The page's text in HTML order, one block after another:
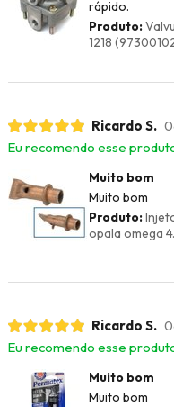
rápido.
Produto:
1218
Ricardo S.
Eu recomendo esse
Muito bom
Muito bom
Produto:
opala omega
Ricardo S.
Eu recomendo esse
Muito bom
Muito bom